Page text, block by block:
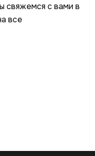
свяжемся с вами в
все